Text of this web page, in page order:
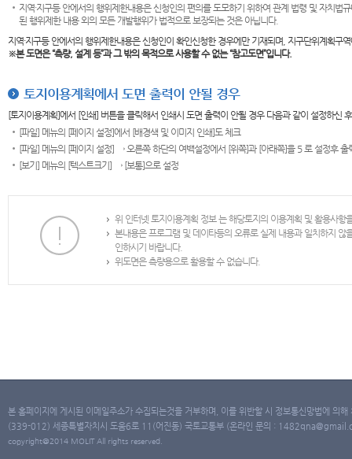
지역·지구등 안에서의 행위제한내용은 신청인의 편의를 도모하기 위하여 관계 법령 및 자치
된 행위제한 내용 외의 모든 개발행위가 법적으로 보장되는 것은 아닙니다.
지역·지구등 안에서의 행위제한내용은 신청인이 확인신청한 경우에만 기재되며, 지구단위계획
※본 도면은“측량, 설계 등”과 그 밖의 목적으로 사용할 수 없는 “참고도면”입니다.
토지이용계획에서 도면 출력이 안될 경우
[토지이용계획]에서 [인쇄] 버튼을 클릭해서 인쇄시 도면 출력이 안될 경우 다음과 같이 설정하신
[파일] 메뉴의 [페이지 설정]에서 [배경색 및 이미지 인쇄]도 체크
[파일] 메뉴의 [페이지 설정] → 오른쪽 하단의 여백설정에서 [위쪽]과 [아래쪽]을 5 로 설정후 출
[보기] 메뉴의 [텍스트크기] → [보통]으로 설정
위 인터넷 토지이용계획 정보 는 해당토지의 이용계획 및 활용사
본내용은 프로그램 및 데이타등의 오류로 실제 내용과 일치하지
인하시기 바랍니다.
위도면은 측량용으로 활용할 수 없습니다.
본 홈페이지에 게시된 이메일주소가 수집되는것을 거부하며, 이를 위반할 시 정보통신망법에 의
(339-012) 세종특별자치시 도움6로 11(어진동) 국토교통부 (온라인 문의 :
copyright@2014 MOLIT All rights reserved.